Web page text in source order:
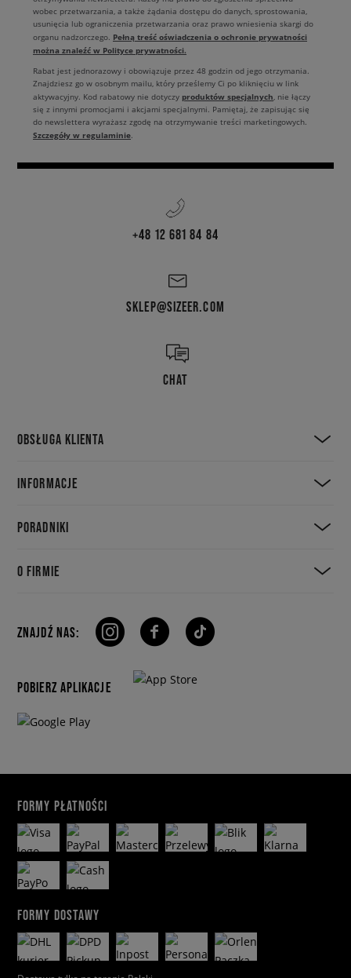
wobec przetwarzania, a także żądania dostępu do danych, sprostowania,
usunięcia lub ograniczenia przetwarzania oraz prawo wniesienia skargi do
organu nadzorczego. Pełną treść oświadczenia o ochronie prywatności
można znaleźć w Polityce prywatności.
Rabat jest jednorazowy i obowiązuje przez 48 godzin od jego otrzymania.
Znajdziesz go w osobnym mailu, który prześlemy Ci po kliknięciu w link
aktywacyjny. Kod rabatowy nie dotyczy produktów specjalnych, nie łączy
się z innymi promocjami i akcjami specjalnymi. Pamiętaj, że zapisując się
do newslettera wyrażasz zgodę na otrzymywanie treści marketingowych.
Szczegóły w regulaminie.
+48 12 681 84 84
SKLEP@SIZEER.COM
CHAT
OBSŁUGA KLIENTA
INFORMACJE
PORADNIKI
O FIRMIE
ZNAJDŹ NAS:
POBIERZ APLIKACJE
FORMY PŁATNOŚCI
FORMY DOSTAWY